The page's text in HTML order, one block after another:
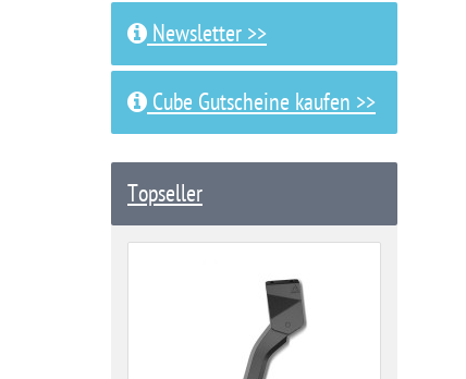
Newsletter >>
Cube Gutscheine kaufen >>
Topseller